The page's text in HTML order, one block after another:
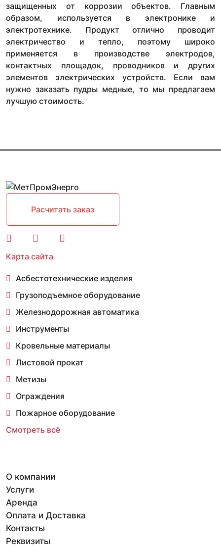
защищенных от коррозии объектов. Главным
образом, используется в электронике и
электротехнике. Продукт отлично проводит
электричество и тепло, поэтому широко
применяется в производстве электродов,
контактных площадок, проводников и других
элементов электрических устройств. Если вам
нужно заказать пудры медные, то мы предлагаем
лучшую стоимость.
Расчитать заказ
Карта сайта
Асбестотехнические изделия
Грузоподъемное оборудование
Железнодорожная автоматика
Инструменты
Кровельные материалы
Листовой прокат
Метизы
Ограждения
Пожарное оборудование
Смотреть всё
О компании
Услуги
Аренда
Оплата и Доставка
Контакты
Реквизиты